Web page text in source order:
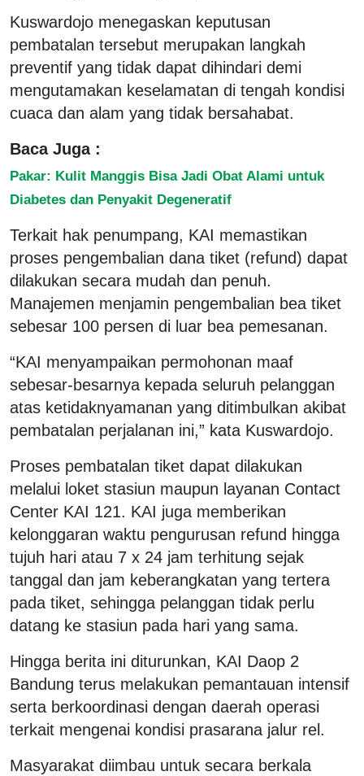
Kuswardojo menegaskan keputusan
pembatalan tersebut merupakan langkah
preventif yang tidak dapat dihindari demi
mengutamakan keselamatan di tengah kondisi
cuaca dan alam yang tidak bersahabat.
Baca Juga :
Pakar: Kulit Manggis Bisa Jadi Obat Alami untuk
Diabetes dan Penyakit Degeneratif
Terkait hak penumpang, KAI memastikan
proses pengembalian dana tiket (refund) dapat
dilakukan secara mudah dan penuh.
Manajemen menjamin pengembalian bea tiket
sebesar 100 persen di luar bea pemesanan.
“KAI menyampaikan permohonan maaf
sebesar-besarnya kepada seluruh pelanggan
atas ketidaknyamanan yang ditimbulkan akibat
pembatalan perjalanan ini,” kata Kuswardojo.
Proses pembatalan tiket dapat dilakukan
melalui loket stasiun maupun layanan Contact
Center KAI 121. KAI juga memberikan
kelonggaran waktu pengurusan refund hingga
tujuh hari atau 7 x 24 jam terhitung sejak
tanggal dan jam keberangkatan yang tertera
pada tiket, sehingga pelanggan tidak perlu
datang ke stasiun pada hari yang sama.
Hingga berita ini diturunkan, KAI Daop 2
Bandung terus melakukan pemantauan intensif
serta berkoordinasi dengan daerah operasi
terkait mengenai kondisi prasarana jalur rel.
Masyarakat diimbau untuk secara berkala